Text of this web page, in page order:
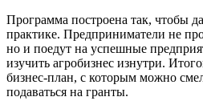
Программа построена так, чтобы
практике. Предприниматели не
но и поедут на успешные
изучить агробизнес изнутри.
бизнес-план, с которым можно
подаваться на гранты.